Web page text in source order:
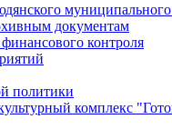
муниципального
документам
контроля
политики
комплекс